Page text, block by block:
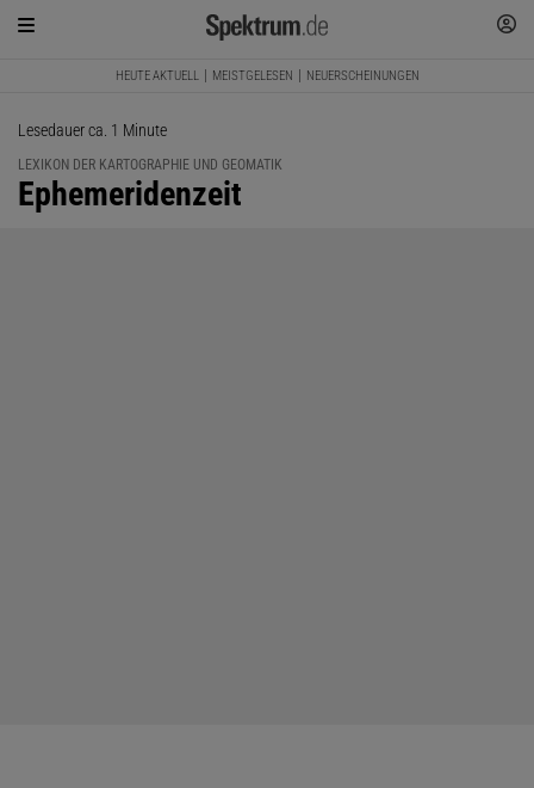
HEUTE AKTUELL MEISTGELESEN NEUERSCHEINUNGEN
Lesedauer ca. 1 Minute
LEXIKON DER KARTOGRAPHIE UND GEOMATIK
:
Ephemeridenzeit